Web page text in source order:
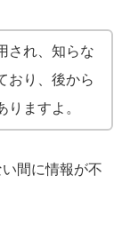
され、知らな
おり、後から
りますよ。
間に情報が不